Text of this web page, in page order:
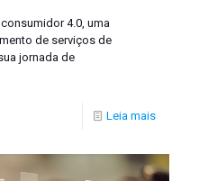
4.0, uma
de serviços de
jornada de
Leia mais